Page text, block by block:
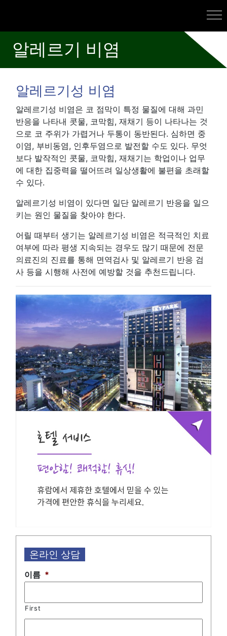
알레르기 비염
알레르기성 비염
알레르기성 비염은 코 점막이 특정 물질에 대해 과민
반응을 나타내 콧물, 코막힘, 재채기 등이 나타나는 것
으로 코 주위가 가렵거나 두통이 동반된다. 심하면 중
이염, 부비동염, 인후두염으로 발전할 수도 있다. 무엇
보다 발작적인 콧물, 코막힘, 재채기는 학업이나 업무
에 대한 집중력을 떨어뜨려 일상생활에 불편을 초래할
수 있다.
알레르기성 비염이 있다면 일단 알레르기 반응을 일으
키는 원인 물질을 찾아야 한다.
어릴 때부터 생기는 알레르기성 비염은 적극적인 치료
여부에 따라 평생 지속되는 경우도 많기 때문에 전문
의료진의 진료를 통해 면역검사 및 알레르기 반응 검
사 등을 시행해 사전에 예방할 것을 추천드립니다.
온라인 상담
이름 *
First